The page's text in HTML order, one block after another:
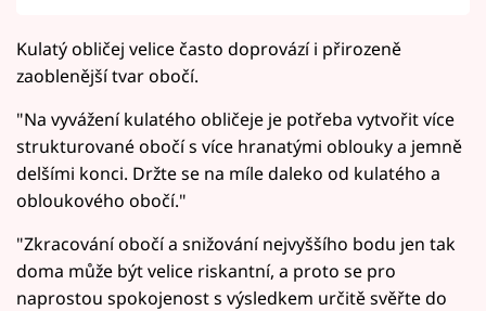
Kulatý obličej velice často doprovází i přirozeně
zaoblenější tvar obočí.
"Na vyvážení kulatého obličeje je potřeba vytvořit více
strukturované obočí s více hranatými oblouky a jemně
delšími konci. Držte se na míle daleko od kulatého a
obloukového obočí."
"Zkracování obočí a snižování nejvyššího bodu jen tak
doma může být velice riskantní, a proto se pro
naprostou spokojenost s výsledkem určitě svěřte do